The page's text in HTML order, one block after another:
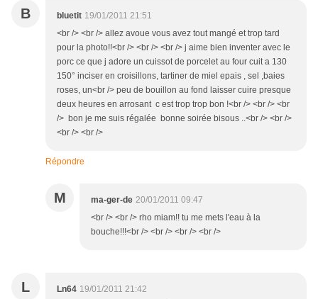
B bluetit 19/01/2011 21:51
<br /> <br /> allez avoue vous avez tout mangé et trop tard
pour la photo!!<br /> <br /> <br /> j aime bien inventer avec le
porc ce que j adore un cuissot de porcelet au four cuit a 130
150° inciser en croisillons, tartiner de miel epais , sel ,baies
roses, un<br /> peu de bouillon au fond laisser cuire presque
deux heures en arrosant c est trop trop bon !<br /> <br /> <br
/> bon je me suis régalée bonne soirée bisous ..<br /> <br />
<br /> <br />
Répondre
M ma-ger-de 20/01/2011 09:47
<br /> <br /> rho miam!! tu me mets l'eau à la
bouche!!!<br /> <br /> <br /> <br />
L Ln64 19/01/2011 21:42